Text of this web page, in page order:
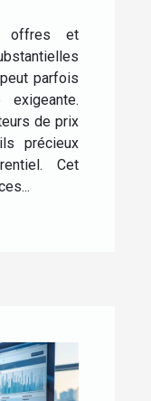
offres et
parfois
de prix
précieux
Cet